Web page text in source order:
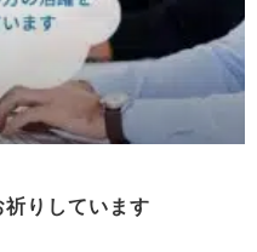
りしています